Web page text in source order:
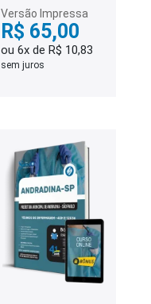
Versão Impressa
R$ 65,00
ou 6x de R$ 10,83
sem juros